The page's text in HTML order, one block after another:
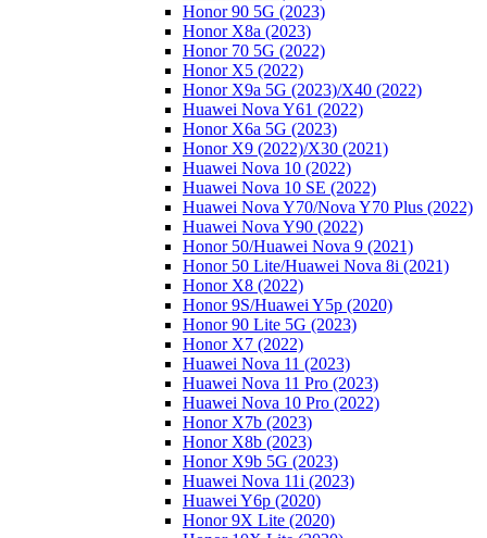
Honor 90 5G (2023)
Honor X8a (2023)
Honor 70 5G (2022)
Honor X5 (2022)
Honor X9a 5G (2023)/Х40 (2022)
Huawei Nova Y61 (2022)
Honor X6a 5G (2023)
Honor X9 (2022)/Х30 (2021)
Huawei Nova 10 (2022)
Huawei Nova 10 SE (2022)
Huawei Nova Y70/Nova Y70 Plus (2022)
Huawei Nova Y90 (2022)
Honor 50/Huawei Nova 9 (2021)
Honor 50 Lite/Huawei Nova 8i (2021)
Honor X8 (2022)
Honor 9S/Huawei Y5p (2020)
Honor 90 Lite 5G (2023)
Honor X7 (2022)
Huawei Nova 11 (2023)
Huawei Nova 11 Pro (2023)
Huawei Nova 10 Pro (2022)
Honor X7b (2023)
Honor X8b (2023)
Honor X9b 5G (2023)
Huawei Nova 11i (2023)
Huawei Y6p (2020)
Honor 9X Lite (2020)